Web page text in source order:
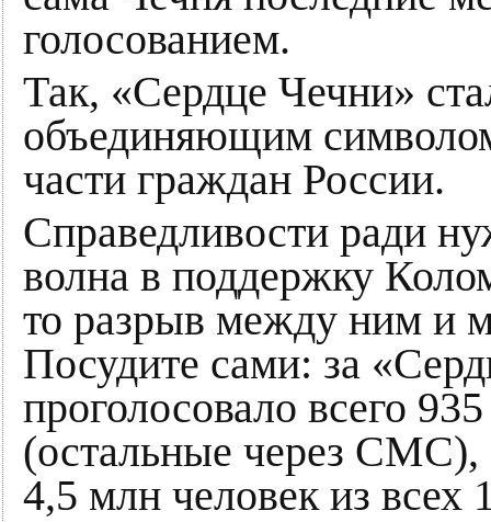
голосованием.
Так, «Сердце Чечни»
объединяющим
части граждан России.
Справедливости ради
волна в поддержку
то разрыв между ним и
Посудите сами: за
проголосовало всего
(остальные через СМС),
4,5 млн человек из